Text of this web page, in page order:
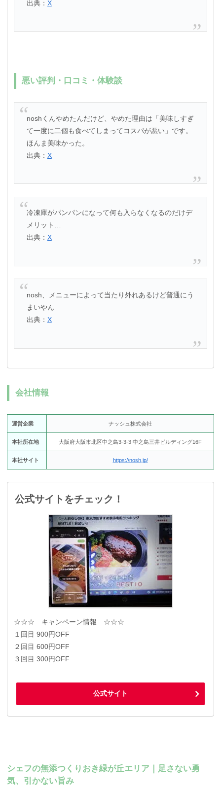
出典： X
悪い評判・口コミ・体験談
noshくんやめたんだけど、やめた理由は「美味しすぎ
て一度に二個も食べてしまってコスパが悪い」です。
ほんま美味かった。
出典： X
冷凍庫がパンパンになって何も入らなくなるのだけデ
メリット…
出典： X
nosh、メニューによって当たり外れあるけど普通にう
まいやん
出典： X
会社情報
運営企業 ナッシュ株式会社
本社所在地 大阪府大阪市北区中之島3-3-3 中之島三井ビルディング16F
本社サイト https://nosh.jp/
公式サイトをチェック！
☆☆☆ キャンペーン情報 ☆☆☆
１回目 900円OFF
２回目 600円OFF
３回目 300円OFF
公式サイト
シェフの無添つくりおき緑が丘エリア｜足さない勇
気、引かない旨み